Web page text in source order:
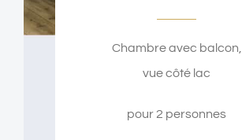
Chambre avec balcon,
vue côté lac
pour 2 personnes